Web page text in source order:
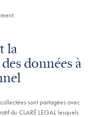
la
données à
sont partagées avec
du CLARÉ LEGAL lesquels